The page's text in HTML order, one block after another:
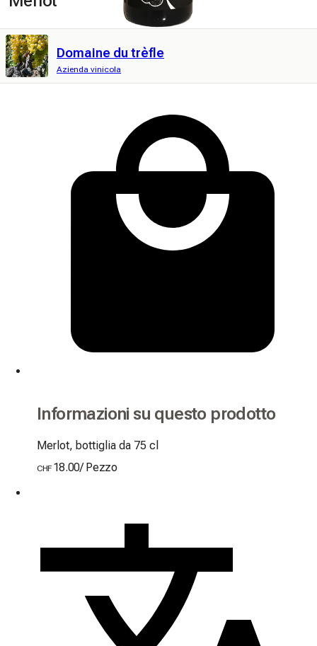
Domaine du trèfle
Azienda vinicola
Informazioni su questo prodotto
Merlot, bottiglia da 75 cl
CHF 18.00/ Pezzo